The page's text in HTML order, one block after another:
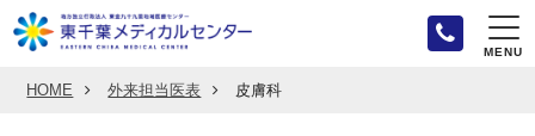
MENU
HOME 外来担当医表 皮膚科